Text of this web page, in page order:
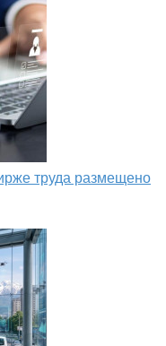
труда размещено